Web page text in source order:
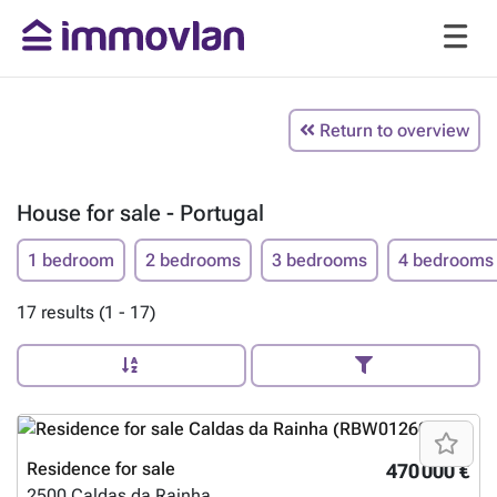
Return to overview
House for sale - Portugal
1 bedroom 2 bedrooms 3 bedrooms 4 bedrooms
17 results (1 - 17)
470 000 €
Residence for sale